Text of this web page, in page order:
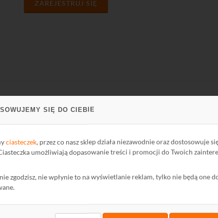
SIĘ DO CIEBIE
ciasteczek , przez co nasz sklep działa niezawodnie oraz dostosowuje
umożliwiają dopasowanie treści i promocji do Twoich
nie zgodzisz, nie wpłynie to na wyświetlanie reklam, tylko nie będą one
ZAREJESTRUJ SIĘ
Informatora
Kontakt
Ochrona środowiska